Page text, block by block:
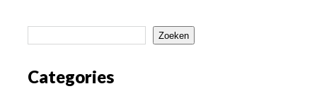
Zoeken
Categories